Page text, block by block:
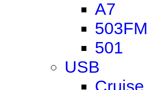
A7
503FM
501
USB
Cruise